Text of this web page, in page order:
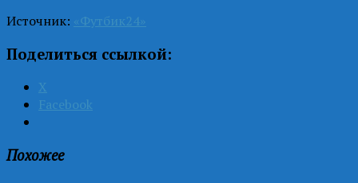
Источник: «Футбик24»
Поделиться ссылкой:
X
Facebook
Похожее